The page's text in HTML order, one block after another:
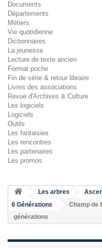
Documents
Départements
Métiers
Vie quotidienne
Dictionnaires
La jeunesse
Lecture de texte ancien
Format poche
Fin de série & retour libraire
Livres des associations
Revue d'Archives & Culture
Les logiciels
Logiciels
Outils
Les fantaisies
Les rencontres
Les partenaires
Les promos
Les arbres
6 Générations
Champ de
générations